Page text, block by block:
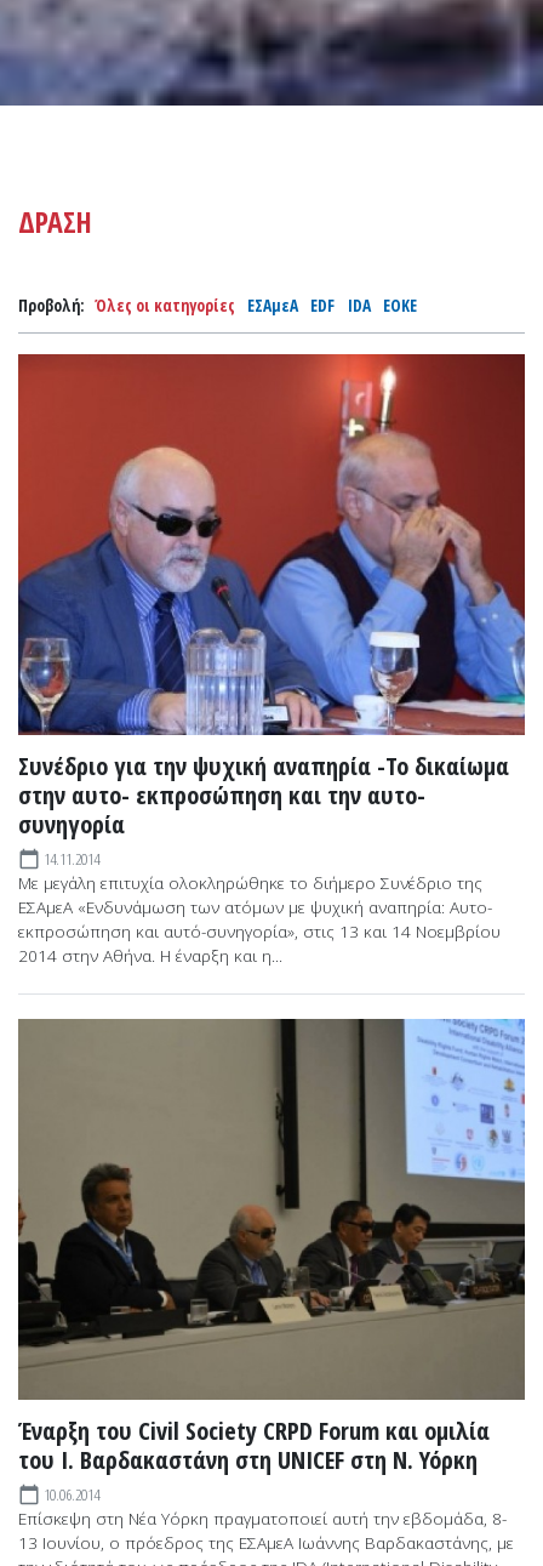
ΔΡΑΣΗ
Προβολή: Όλες οι κατηγορίες ΕΣΑμεΑ EDF IDA EOKE
Συνέδριο για την ψυχική αναπηρία -Το δικαίωμα
στην αυτο- εκπροσώπηση και την αυτο-
συνηγορία
calendar_today 14.11.2014
Με μεγάλη επιτυχία ολοκληρώθηκε το διήμερο Συνέδριο της
ΕΣΑμεΑ «Ενδυνάμωση των ατόμων με ψυχική αναπηρία: Αυτο-
εκπροσώπηση και αυτό-συνηγορία», στις 13 και 14 Νοεμβρίου
2014 στην Αθήνα. Η έναρξη και η...
Έναρξη του Civil Society CRPD Forum και ομιλία
του Ι. Βαρδακαστάνη στη UNICEF στη Ν. Υόρκη
calendar_today 10.06.2014
Επίσκεψη στη Νέα Υόρκη πραγματοποιεί αυτή την εβδομάδα, 8-
13 Ιουνίου, ο πρόεδρος της ΕΣΑμεΑ Ιωάννης Βαρδακαστάνης, με